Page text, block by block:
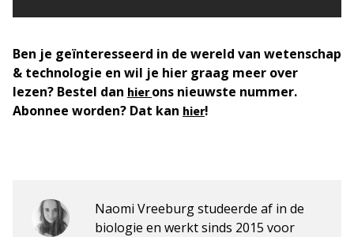
Ben je geïnteresseerd in de wereld van wetenschap
& technologie en wil je hier graag meer over
lezen? Bestel dan hierons nieuwste nummer.
Abonnee worden? Dat kan hier!
Naomi Vreeburg studeerde af in de
biologie en werkt sinds 2015 voor